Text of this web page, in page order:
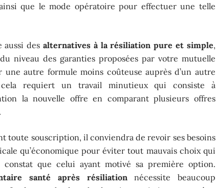
que le mode opératoire pour effectuer une telle
aussi des alternatives à la résiliation pure et simple,
niveau des garanties proposées par votre mutuelle
autre formule moins coûteuse auprès d’un autre
requiert un travail minutieux qui consiste à
la nouvelle offre en comparant plusieurs offres
toute souscription, il conviendra de revoir ses besoins
qu’économique pour éviter tout mauvais choix qui
constat que celui ayant motivé sa première option.
santé après résiliationnécessite beaucoup